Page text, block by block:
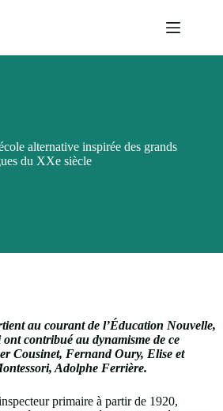
alternative inspirée des grands
du XXe siècle
au courant de l’Éducation Nouvelle,
contribué au dynamisme de ce
Cousinet, Fernand Oury, Elise et
Adolphe Ferrière.
primaire à partir de 1920,